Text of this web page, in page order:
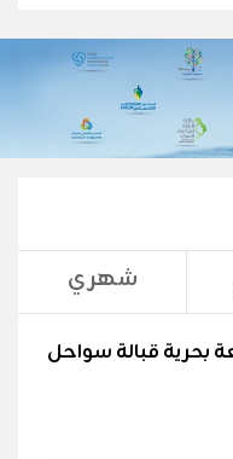
شهري
بحرية قبالة سواحل